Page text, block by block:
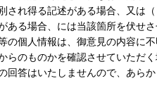
され得る記述がある場合、又は
ある場合、には当該箇所を伏せさ
の個人情報は、御意見の内容に
らのものかを確認させていただく
回答はいたしませんので、あらか